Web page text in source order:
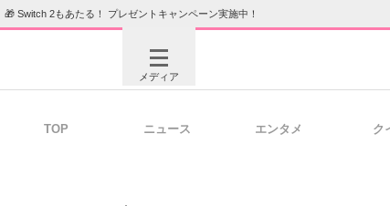
🎁 Switch 2もあたる！ プレゼントキャンペーン実施中！
メディア
TOP ニュース エンタメ ク